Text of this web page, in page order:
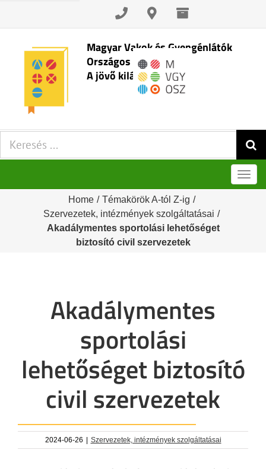
Skip
content
Magyar Vakok és Gyengénlátók
Országos Szövetsége
A jövő kilátásai
Keresés:
Home / Témakörök A-tól Z-ig /
Szervezetek, intézmények szolgáltatásai /
Akadálymentes sportolási lehetőséget
biztosító civil szervezetek
Akadálymentes
sportolási
lehetőséget biztosító
civil szervezetek
2024-06-26 | Szervezetek, intézmények szolgáltatásai